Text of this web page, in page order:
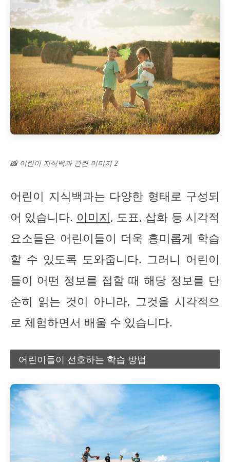
📸 어린이 지식백과 관련 이미지 2
어린이 지식백과는 다양한 형태로 구성되
어 있습니다. 이미지, 도표, 삽화 등 시각적
요소들은 어린이들이 더욱 흥미롭게 학습
할 수 있도록 도와줍니다. 그러니 어린이
들이 어떤 정보를 접할 때 해당 정보를 단
순히 읽는 것이 아니라, 그것을 시각적으
로 체험하면서 배울 수 있습니다.
어린이들이 선호하는 학습 방법